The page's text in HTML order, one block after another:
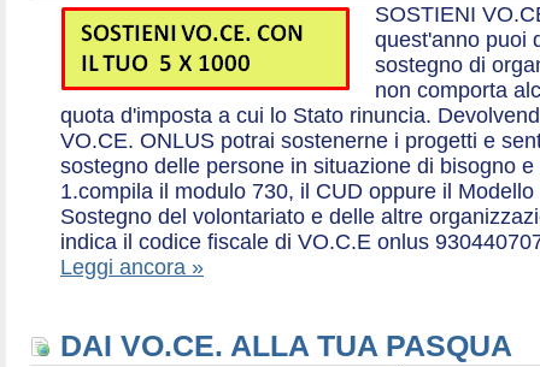
SOSTIENI
quest'anno puoi
sostegno di
non comporta
quota d'imposta a cui lo Stato rinuncia.
VO.CE. ONLUS potrai sostenerne i progetti e
sostegno delle persone in situazione di bisogno
1.compila il modulo 730, il CUD oppure il
Sostegno del volontariato e delle altre
indica il codice fiscale di VO.C.E onlus
Leggi ancora »
DAI VO.CE. ALLA TUA PASQUA